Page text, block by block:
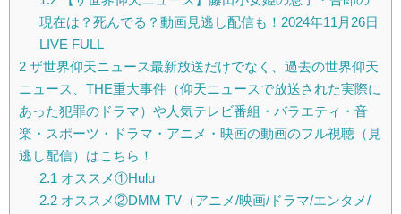
現在は？死んでる？動画見逃し配信も！2024年11月26日
LIVE FULL
2 ザ世界仰天ニュース最新放送だけでなく、過去の世界仰天
ニュース、THE重大事件（仰天ニュースで放送された実際に
あった犯罪のドラマ）や人気テレビ番組・バラエティ・音
楽・スポーツ・ドラマ・アニメ・映画の動画のフル視聴（見
逃し配信）はこちら！
2.1 オススメ①Hulu
2.2オススメ②DMM TV（アニメ/映画/ドラマ/エンタメ/